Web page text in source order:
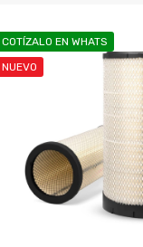
COTÍZALO EN WHATS
NUEVO